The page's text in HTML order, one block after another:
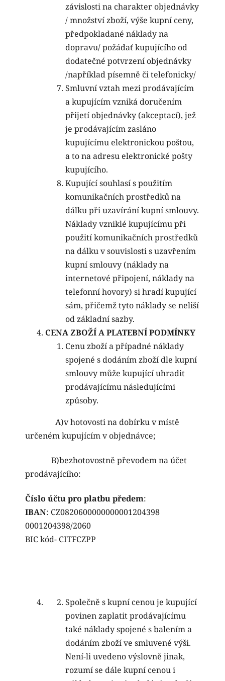
závislosti na charakter objednávky
/ množství zboží, výše kupní ceny,
předpokladané náklady na
dopravu/ požádať kupujícího od
dodatečné potvrzení objednávky
/například písemně či telefonicky/
Smluvní vztah mezi prodávajícím
a kupujícím vzniká doručením
přijetí objednávky (akceptací), jež
je prodávajícím zasláno
kupujícímu elektronickou poštou,
a to na adresu elektronické pošty
kupujícího.
Kupující souhlasí s použitím
komunikačních prostředků na
dálku při uzavírání kupní smlouvy.
Náklady vzniklé kupujícímu při
použití komunikačních prostředků
na dálku v souvislosti s uzavřením
kupní smlouvy (náklady na
internetové připojení, náklady na
telefonní hovory) si hradí kupující
sám, přičemž tyto náklady se neliší
od základní sazby.
CENA ZBOŽÍ A PLATEBNÍ PODMÍNKY
Cenu zboží a případné náklady
spojené s dodáním zboží dle kupní
smlouvy může kupující uhradit
prodávajícímu následujícími
způsoby.
A)v hotovosti na dobírku v místě
určeném kupujícím v objednávce;
B)bezhotovostně převodem na účet
prodávajícího:
Číslo účtu pro platbu předem:
IBAN: CZ0820600000000001204398
0001204398/2060
BIC kód- CITFCZPP
Společně s kupní cenou je kupující
povinen zaplatit prodávajícímu
také náklady spojené s balením a
dodáním zboží ve smluvené výši.
Není-li uvedeno výslovně jinak,
rozumí se dále kupní cenou i